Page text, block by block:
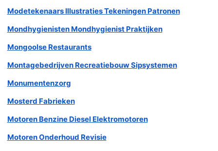
Modetekenaars Illustraties Tekeningen Patronen
Mondhygienisten Mondhygienist Praktijken
Mongoolse Restaurants
Montagebedrijven Recreatiebouw Sipsystemen
Monumentenzorg
Mosterd Fabrieken
Motoren Benzine Diesel Elektromotoren
Motoren Onderhoud Revisie